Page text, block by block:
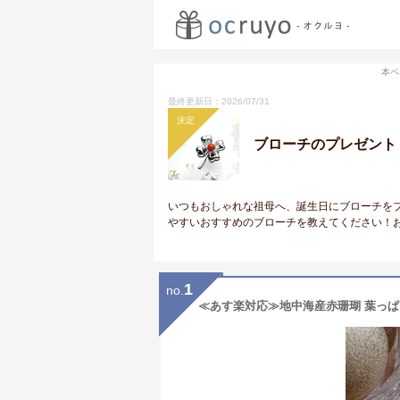
本
最終更新日：2026/07/31
決定
ブローチのプレゼン
いつもおしゃれな祖母へ、誕生日にブローチ
やすいおすすめのブローチを教えてください
no. 1